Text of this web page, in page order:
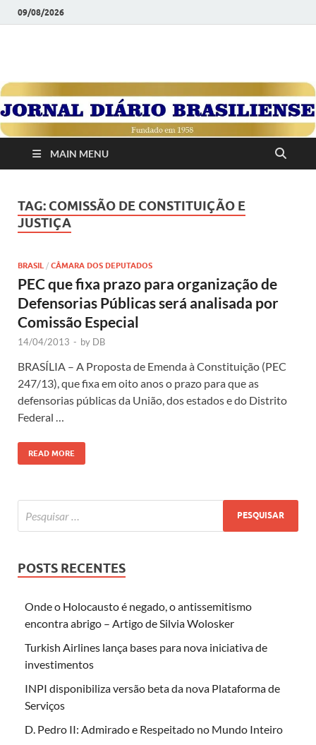
09/08/2026
JORNAL DIÁRIO
BRASILIENSE
1958
MAIN MENU
TAG: COMISSÃO DE CONSTITUIÇÃO E
JUSTIÇA
BRASIL / CÂMARA DOS DEPUTADOS
PEC que fixa prazo para organização de
Defensorias Públicas será analisada por
Comissão Especial
14/04/2013 - by DB
BRASÍLIA – A Proposta de Emenda à Constituição (PEC
247/13), que fixa em oito anos o prazo para que as
defensorias públicas da União, dos estados e do Distrito
Federal …
READ MORE
POSTS RECENTES
Onde o Holocausto é negado, o antissemitismo
encontra abrigo – Artigo de Silvia Wolosker
Turkish Airlines lança bases para nova iniciativa de
investimentos
INPI disponibiliza versão beta da nova Plataforma de
Serviços
D. Pedro II: Admirado e Respeitado no Mundo Inteiro